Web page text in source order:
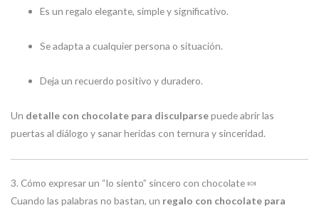
Es un regalo elegante, simple y significativo.
Se adapta a cualquier persona o situación.
Deja un recuerdo positivo y duradero.
Un detalle con chocolate para disculparsepuede abrir las
puertas al diálogo y sanar heridas con ternura y sinceridad.
3. Cómo expresar un “lo siento” sincero con chocolate 🍬
Cuando las palabras no bastan, un regalo con chocolate para